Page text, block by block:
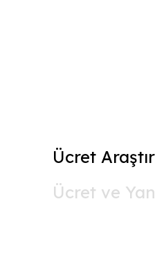
Ücret
Ücret ve